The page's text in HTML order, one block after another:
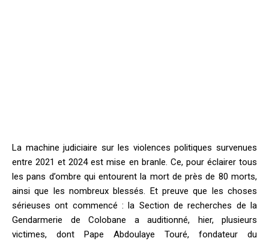
La machine judiciaire sur les violences politiques survenues
entre 2021 et 2024 est mise en branle. Ce, pour éclairer tous
les pans d’ombre qui entourent la mort de près de 80 morts,
ainsi que les nombreux blessés. Et preuve que les choses
sérieuses ont commencé : la Section de recherches de la
Gendarmerie de Colobane a auditionné, hier, plusieurs
victimes, dont Pape Abdoulaye Touré, fondateur du